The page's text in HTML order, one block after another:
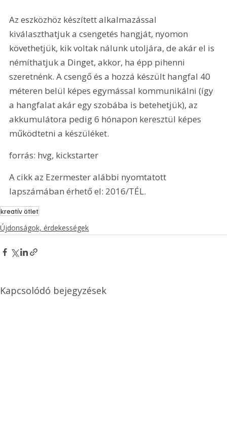
Az eszközhöz készített alkalmazással
kiválaszthatjuk a csengetés hangját, nyomon
követhetjük, kik voltak nálunk utoljára, de akár el is
némíthatjuk a Dinget, akkor, ha épp pihenni
szeretnénk. A csengő és a hozzá készült hangfal 40
méteren belül képes egymással kommunikálni (így
a hangfalat akár egy szobába is betehetjük), az
akkumulátora pedig 6 hónapon keresztül képes
működtetni a készüléket.
forrás: hvg, kickstarter
A cikk az Ezermester alábbi nyomtatott
lapszámában érhető el: 2016/TÉL.
kreatív ötlet
Újdonságok, érdekességek
Kapcsolódó bejegyzések